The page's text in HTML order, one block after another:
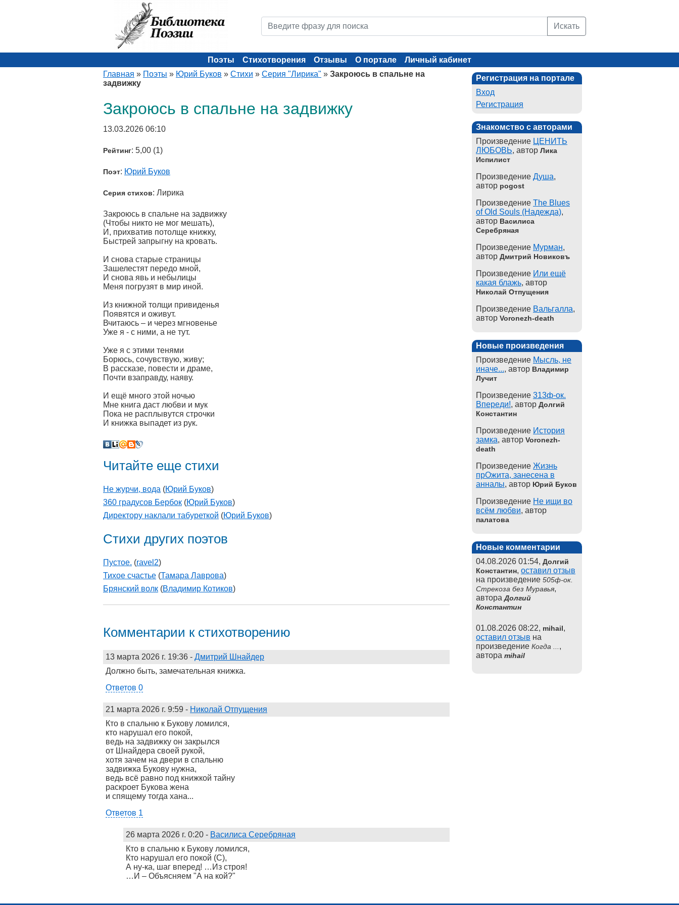
Искать
Поэты Стихотворения Отзывы О портале
Личный кабинет
Главная » Поэты » Юрий Буков » Стихи » Серия "Лирика" » Закроюсь в спальне на
задвижку
Закроюсь в спальне на задвижку
13.03.2026 06:10
Рейтинг: 5,00 (1)
Поэт: Юрий Буков
Серия стихов: Лирика
Закроюсь в спальне на задвижку
(Чтобы никто не мог мешать),
И, прихватив потолще книжку,
Быстрей запрыгну на кровать.
И снова старые страницы
Зашелестят передо мной,
И снова явь и небылицы
Меня погрузят в мир иной.
Из книжной толщи привиденья
Появятся и оживут.
Вчитаюсь – и через мгновенье
Уже я - с ними, а не тут.
Уже я с этими тенями
Борюсь, сочувствую, живу;
В рассказе, повести и драме,
Почти взаправду, наяву.
И ещё много этой ночью
Мне книга даст любви и мук
Пока не расплывутся строчки
И книжка выпадет из рук.
Читайте еще стихи
Не журчи, вода (Юрий Буков)
360 градусов Бербок (Юрий Буков)
Директору наклали табуреткой (Юрий Буков)
Стихи других поэтов
Пустое. (ravel2)
Тихое счастье (Тамара Лаврова)
Брянский волк (Владимир Котиков)
Комментарии к стихотворению
13 марта 2026 г. 19:36 - Дмитрий Шнайдер
Должно быть, замечательная книжка.
Ответов 0
21 марта 2026 г. 9:59 - Николай Отпущения
Кто в спальню к Букову ломился,
кто нарушал его покой,
ведь на задвижку он закрылся
от Шнайдера своей рукой,
хотя зачем на двери в спальню
задвижка Букову нужна,
ведь всё равно под книжкой тайну
раскроет Букова жена
и спящему тогда хана...
Ответов 1
26 марта 2026 г. 0:20 - Василиса Серебряная
Кто в спальню к Букову ломился,
Кто нарушал его покой (С),
А ну-ка, шаг вперед! …Из строя!
…И – Объясняем "А на кой?"
Регистрация на портале
Вход
Регистрация
Знакомство с авторами
Произведение ЦЕНИТЬ
ЛЮБОВЬ, автор Лика
Испилист
Произведение Душа,
автор pogost
Произведение The Blues
of Old Souls (Надежда),
автор Василиса
Серебряная
Произведение Мурман,
автор Дмитрий Новиковъ
Произведение Или ещё
какая блажь, автор
Николай Отпущения
Произведение Вальгалла,
автор Voronezh-death
Новые произведения
Произведение Мысль, не
иначе..., автор Владимир
Лучит
Произведение 313ф-ок.
Впереди!, автор Долгий
Константин
Произведение История
замка, автор Voronezh-
death
Произведение Жизнь
прОжита, занесена в
анналы, автор Юрий Буков
Произведение Не ищи во
всём любви, автор
палатова
Новые комментарии
04.08.2026 01:54, Долгий
Константин, оставил отзыв
на произведение 505ф-ок.
Стрекоза без Муравья,
автораДолгий
Константин
01.08.2026 08:22, mihail,
оставил отзыв на
произведение Когда ... ,
автора mihail